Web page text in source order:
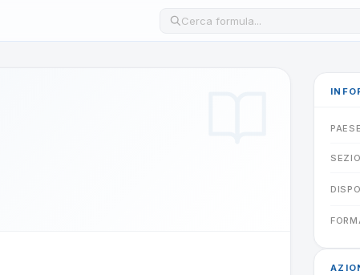
Cerca una formula nel database
PAESE